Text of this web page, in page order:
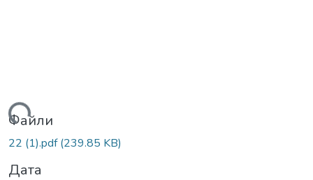
Файли
22 (1).pdf(239.85 KB)
Дата